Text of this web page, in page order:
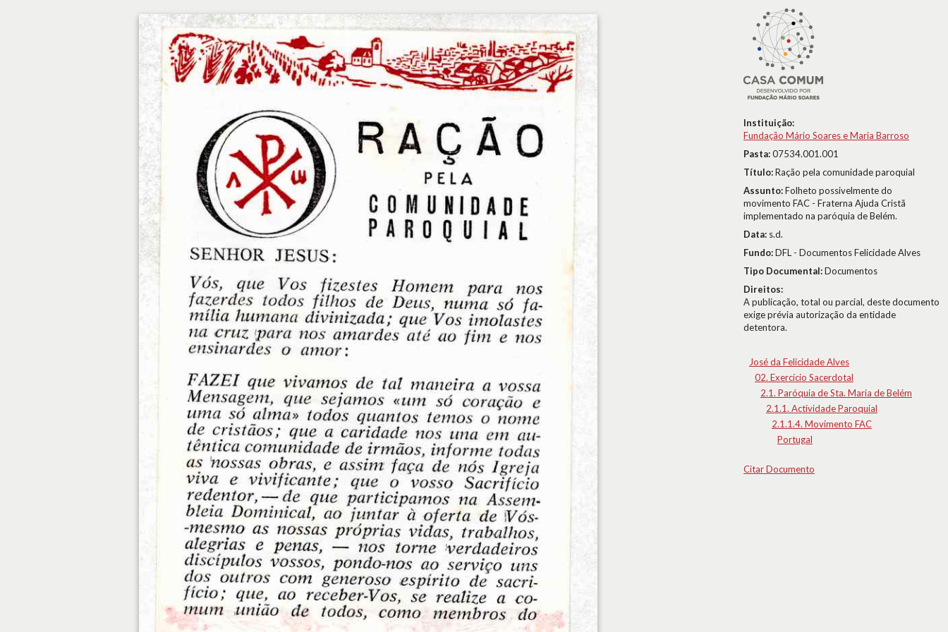
Instituição:
Fundação Mário Soares e Maria Barroso
Pasta:07534.001.001
Título:Ração pela comunidade paroquial
Assunto:Folheto possivelmente do
movimento FAC - Fraterna Ajuda Cristã
implementado na paróquia de Belém.
Data: s.d.
Fundo:DFL - Documentos Felicidade Alves
Tipo Documental:Documentos
Direitos:
A publicação, total ou parcial, deste documento
exige prévia autorização da entidade
detentora.
José da Felicidade Alves
02. Exercício Sacerdotal
2.1. Paróquia de Sta. Maria de Belém
2.1.1. Actividade Paroquial
2.1.1.4. Movimento FAC
Portugal
Citar Documento